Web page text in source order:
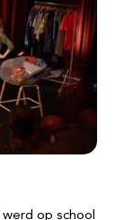
op school